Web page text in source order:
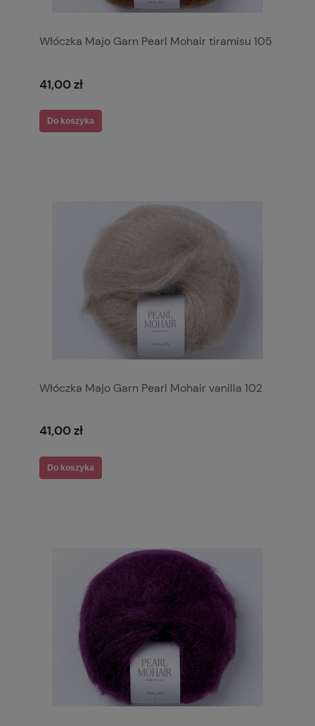
Włóczka Majo Garn Pearl Mohair tiramisu 105
41,00 zł
Do koszyka
Włóczka Majo Garn Pearl Mohair vanilla 102
41,00 zł
Do koszyka